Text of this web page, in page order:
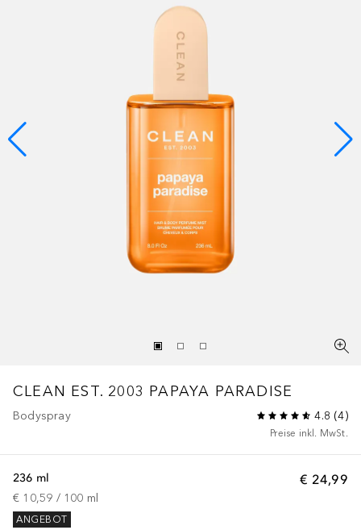
CLEAN EST. 2003 PAPAYA PARADISE
Bodyspray 4.8 (4)
Preise inkl. MwSt.
€ 24,99
236 ml
€ 10,59 / 100 ml
ANGEBOT